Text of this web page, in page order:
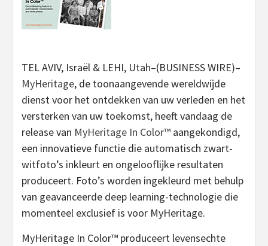
TEL AVIV, Israël & LEHI, Utah–(BUSINESS WIRE)–
MyHeritage, de toonaangevende wereldwijde
dienst voor het ontdekken van uw verleden en het
versterken van uw toekomst, heeft vandaag de
release van MyHeritage In Color™ aangekondigd,
een innovatieve functie die automatisch zwart-
witfoto’s inkleurt en ongelooflijke resultaten
produceert. Foto’s worden ingekleurd met behulp
van geavanceerde deep learning-technologie die
momenteel exclusief is voor MyHeritage.
MyHeritage In Color™ produceert levensechte